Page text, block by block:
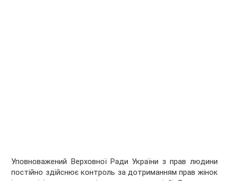
Уповноважений Верховної Ради України з прав людини
постійно здійснює контроль за дотриманням прав жінок